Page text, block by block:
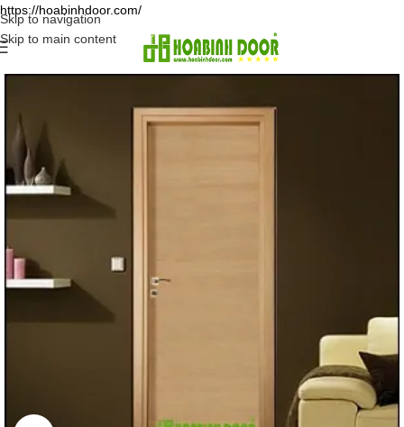
https://hoabinhdoor.com/
Skip to navigation
Skip to main content